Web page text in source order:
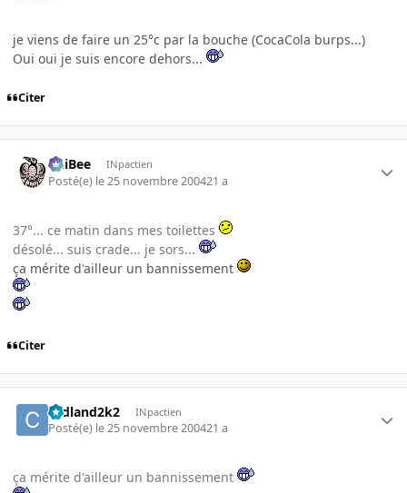
je viens de faire un 25°c par la bouche (CocaCola burps...)
Oui oui je suis encore dehors...
Citer
PhiBee INpactien
Posté(e) le 25 novembre 200421 a
37°... ce matin dans mes toilettes
désolé... suis crade... je sors...
ça mérite d'ailleur un bannissement
Citer
cedland2k2 INpactien
Posté(e) le 25 novembre 200421 a
ça mérite d'ailleur un bannissement